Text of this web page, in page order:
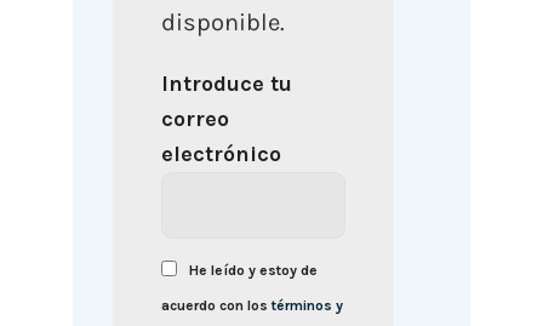
disponible.
Introduce tu
correo
electrónico
He leído y estoy de
acuerdo con lostérminos y